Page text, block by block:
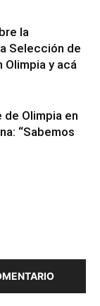
la
Selección de
Olimpia y acá
Olimpia en
“Sabemos